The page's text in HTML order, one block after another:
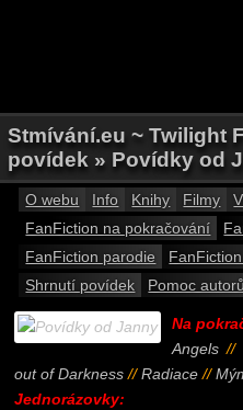
Stmívání.eu ~ Twilight
povídek » Povídky od
O webu Info Knihy Filmy
FanFiction na pokračování
FanFiction parodie
Shrnutí povídek
Pomoc
Na
Angels//
out of Darkness//Radiace//
Jednorázovky: